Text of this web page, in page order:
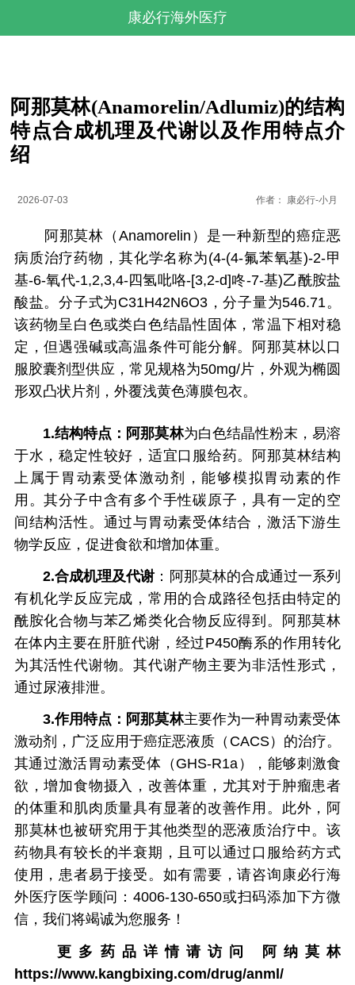
康必行海外医疗
阿那莫林(Anamorelin/Adlumiz)的结构
特点合成机理及代谢以及作用特点介
绍
2026-07-03 作者： 康必行-小月
阿那莫林（Anamorelin）是一种新型的癌症恶
病质治疗药物，其化学名称为(4-(4-氟苯氧基)-2-甲
基-6-氧代-1,2,3,4-四氢吡咯-[3,2-d]咚-7-基)乙酰胺盐
酸盐。分子式为C31H42N6O3，分子量为546.71。
该药物呈白色或类白色结晶性固体，常温下相对稳
定，但遇强碱或高温条件可能分解。阿那莫林以口
服胶囊剂型供应，常见规格为50mg/片，外观为椭圆
形双凸状片剂，外覆浅黄色薄膜包衣。
1.结构特点： 阿那莫林为白色结晶性粉末，易溶
于水，稳定性较好，适宜口服给药。阿那莫林结构
上属于胃动素受体激动剂，能够模拟胃动素的作
用。其分子中含有多个手性碳原子，具有一定的空
间结构活性。通过与胃动素受体结合，激活下游生
物学反应，促进食欲和增加体重。
2.合成机理及代谢 ：阿那莫林的合成通过一系列
有机化学反应完成，常用的合成路径包括由特定的
酰胺化合物与苯乙烯类化合物反应得到。阿那莫林
在体内主要在肝脏代谢，经过P450酶系的作用转化
为其活性代谢物。其代谢产物主要为非活性形式，
通过尿液排泄。
3.作用特点： 阿那莫林主要作为一种胃动素受体
激动剂，广泛应用于癌症恶液质（CACS）的治疗。
其通过激活胃动素受体（GHS-R1a），能够刺激食
欲，增加食物摄入，改善体重，尤其对于肿瘤患者
的体重和肌肉质量具有显著的改善作用。此外，阿
那莫林也被研究用于其他类型的恶液质治疗中。该
药物具有较长的半衰期，且可以通过口服给药方式
使用，患者易于接受。如有需要，请咨询康必行海
外医疗医学顾问：4006-130-650或扫码添加下方微
信，我们将竭诚为您服务！
更多药品详情请访问
阿纳莫林
https://www.kangbixing.com/drug/anml/